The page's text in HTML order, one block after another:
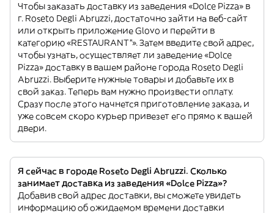
Чтобы заказать доставку из заведения «Dolce Pizza» в
г. Roseto Degli Abruzzi, достаточно зайти на веб-сайт
или открыть приложение Glovo и перейти в
категорию «RESTAURANT”». Затем введите свой адрес,
чтобы узнать, осуществляет ли заведение «Dolce
Pizza» доставку в вашем районе города Roseto Degli
Abruzzi. Выберите нужные товары и добавьте их в
свой заказ. Теперь вам нужно произвести оплату.
Сразу после этого начнется приготовление заказа, и
уже совсем скоро курьер привезет его прямо к вашей
двери.
Я сейчас в городе Roseto Degli Abruzzi. Сколько
занимает доставка из заведения «Dolce Pizza»?
Добавив свой адрес доставки, вы сможете увидеть
информацию об ожидаемом времени доставки